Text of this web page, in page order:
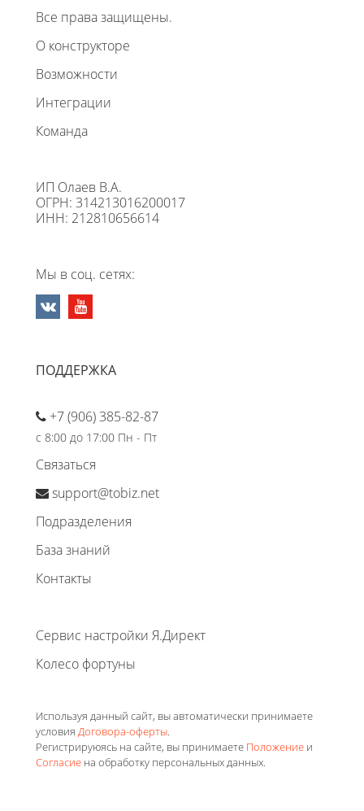
Все права защищены.
О конструкторе
Возможности
Интеграции
Команда
ИП Олаев В.А.
ОГРН: 314213016200017
ИНН: 212810656614
Мы в соц. сетях:
ПОДДЕРЖКА
+7 (906) 385-82-87
с 8:00 до 17:00 Пн - Пт
Связаться
support@tobiz.net
Подразделения
База знаний
Контакты
Сервис настройки Я.Директ
Колесо фортуны
Используя данный сайт, вы автоматически принимаете
условия Договора-оферты.
Регистрируюясь на сайте, вы принимаете Положение и
Согласие на обработку персональных данных.